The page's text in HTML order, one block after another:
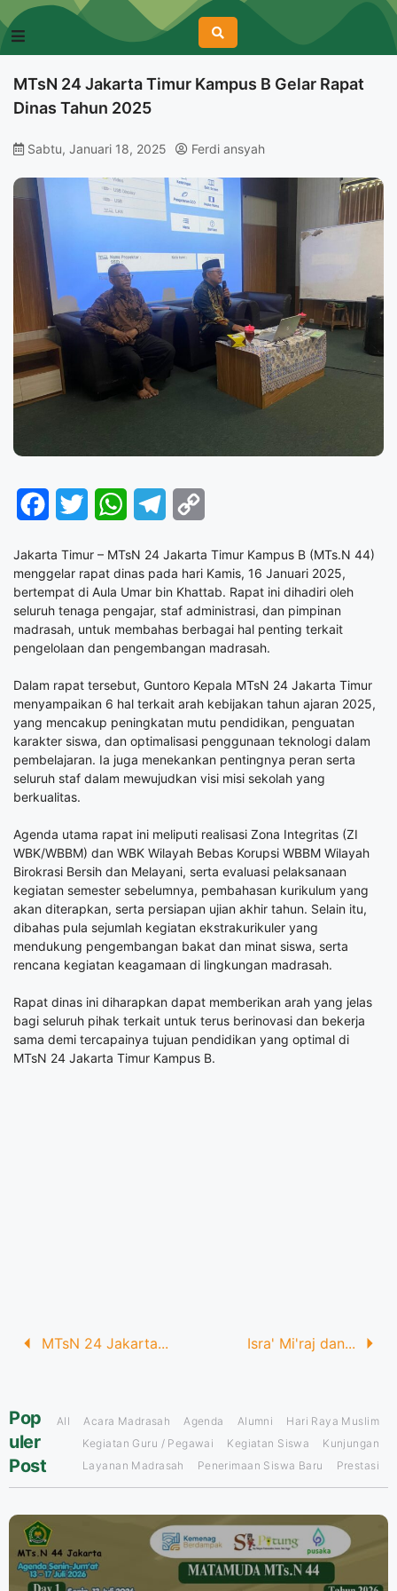
MTsN 24 Jakarta Timur Kampus B Gelar Rapat
Dinas Tahun 2025
Sabtu, Januari 18, 2025 Ferdi ansyah
Facebook
Twitter WhatsAppTelegram
Jakarta Timur – MTsN 24 Jakarta Timur Kampus B (MTs.N 44)
menggelar rapat dinas pada hari Kamis, 16 Januari 2025,
bertempat di Aula Umar bin Khattab. Rapat ini dihadiri oleh
seluruh tenaga pengajar, staf administrasi, dan pimpinan
madrasah, untuk membahas berbagai hal penting terkait
pengelolaan dan pengembangan madrasah.
Dalam rapat tersebut, Guntoro Kepala MTsN 24 Jakarta Timur
menyampaikan 6 hal terkait arah kebijakan tahun ajaran 2025,
yang mencakup peningkatan mutu pendidikan, penguatan
karakter siswa, dan optimalisasi penggunaan teknologi dalam
pembelajaran. Ia juga menekankan pentingnya peran serta
seluruh staf dalam mewujudkan visi misi sekolah yang
berkualitas.
Agenda utama rapat ini meliputi realisasi Zona Integritas (ZI
WBK/WBBM) dan WBK Wilayah Bebas Korupsi WBBM Wilayah
Birokrasi Bersih dan Melayani, serta evaluasi pelaksanaan
kegiatan semester sebelumnya, pembahasan kurikulum yang
akan diterapkan, serta persiapan ujian akhir tahun. Selain itu,
dibahas pula sejumlah kegiatan ekstrakurikuler yang
mendukung pengembangan bakat dan minat siswa, serta
rencana kegiatan keagamaan di lingkungan madrasah.
Rapat dinas ini diharapkan dapat memberikan arah yang jelas
bagi seluruh pihak terkait untuk terus berinovasi dan bekerja
sama demi tercapainya tujuan pendidikan yang optimal di
MTsN 24 Jakarta Timur Kampus B.
MTsN 24 Jakarta... Isra' Mi'raj dan...
Pop
uler
Post
All Acara Madrasah Agenda Alumni
Hari Raya Muslim
Kegiatan Guru / Pegawai
Kegiatan Siswa
Kunjungan
Layanan Madrasah
Penerimaan Siswa Baru Prestasi